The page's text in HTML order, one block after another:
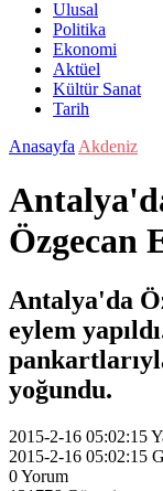
Ulusal
Politika
Ekonomi
Aktüel
Kültür Sanat
Tarih
Anasayfa Akdeniz
Özgecan
Antalya'da
eylem
yoğundu.
2015-2-16 05:02:15
2015-2-16 05:02:15
0Yorum